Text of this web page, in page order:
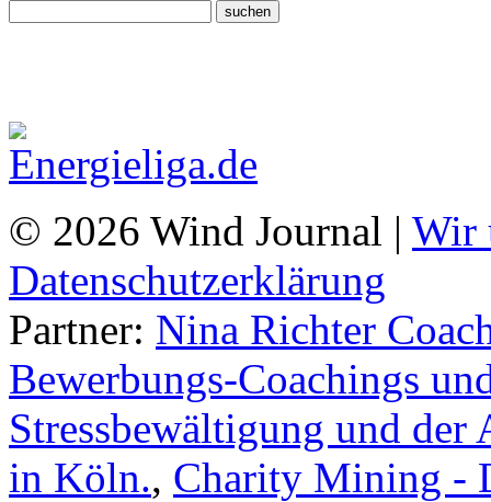
© 2026 Wind Journal | Wir
Datenschutzerklärung
Partner: Nina Richter
Bewerbungs-Coachings
Stressbewältigung und
in Köln., Charity Mining -